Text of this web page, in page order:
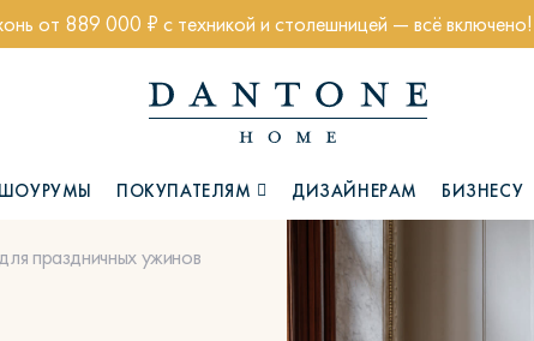
от 889 000 ₽ с техникой и столешницей — всё включено!
ШОУРУМЫ ПОКУПАТЕЛЯМ ДИЗАЙНЕРАМ БИЗНЕСУ
праздничных ужинов